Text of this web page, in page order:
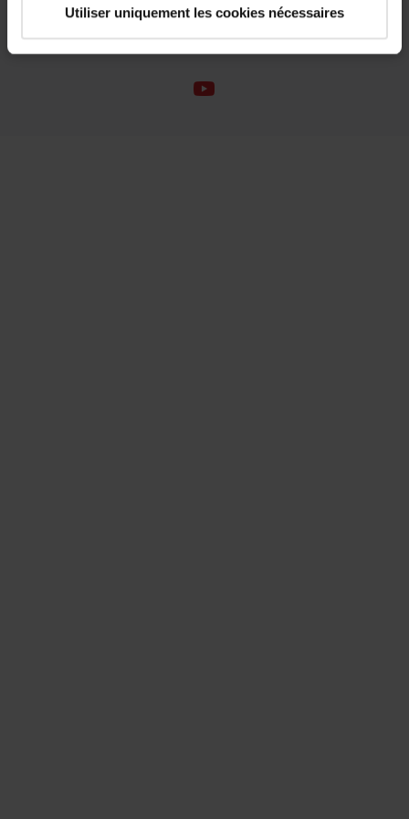
Utiliser uniquement les cookies nécessaires
À propos de Roto
Système de lanceurs d’alertes